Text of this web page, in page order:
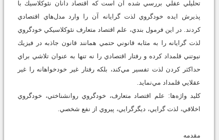
تحليلي عقلي بررسي شده آن است كه اقتصاد دانان نئوكلاسيك با
پذيرش ايده خودگروي لذت گرايانه آن را وارد مدل‌هاي اقتصادي
كردند. در اين فرمول بندي، علم اقتصاد متعارف نئوكلاسيكي خودگروي
لذت گرايانه را به مثابه قانوني حتمي همانند قانون جاذبه در فيزيك
نيوتني قلمداد كرده و رفتار اقتصادي را نه تنها به عنوان تلاشي براي
حداكثر كردن لذت تفسير مي‌كند، بلكه رفتار غير خودخواهانه را غير
عقلايي قلمداد مي‌نمايد.
كليد واژه‌ها: علم اقتصاد متعارف، خودگروي روانشناختي، خودگروي
اخلاقي، لذت گرايي، ديگرگرايي، پيروي از نفع شخصي.
مقدمه